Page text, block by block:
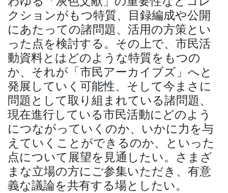
クションがもつ特質、目録編成や公開
にあたっての諸問題、活用の方策とい
った点を検討する。その上で、市民活
動資料とはどのような特質をもつの
か、それが「市民アーカイブズ」へと
発展していく可能性、そして今まさに
問題として取り組まれている諸問題、
現在進行している市民活動にどのよう
につながっていくのか、いかに力を与
えていくことができるのか、といった
点について展望を見通したい。さまざ
まな立場の方にご参集いただき、有意
義な議論を共有する場としたい。